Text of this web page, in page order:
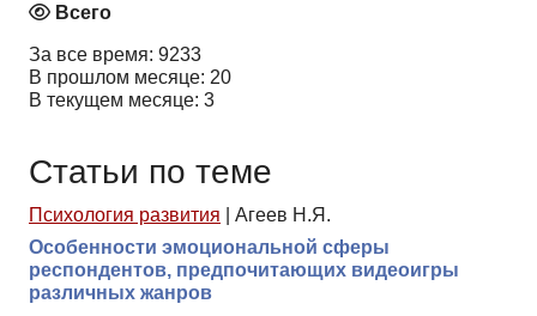
Всего
За все время: 9233
В прошлом месяце: 20
В текущем месяце: 3
Статьи по теме
Психология развития
Агеев Н.Я.
Особенности эмоциональной сферы
респондентов, предпочитающих видеоигры
различных жанров